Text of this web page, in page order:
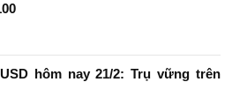
hôm nay 21/2: Trụ vững trên